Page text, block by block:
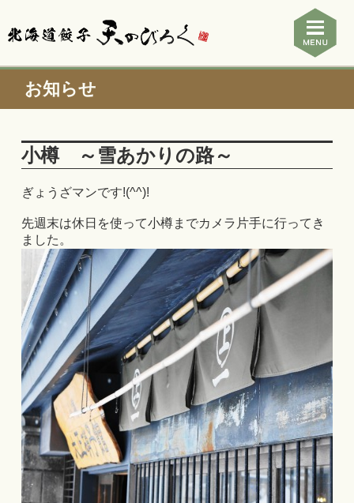
お知らせ
小樽 ～雪あかりの路～
ぎょうざマンです!(^^)!
先週末は休日を使って小樽までカメラ片手に行ってき
ました。